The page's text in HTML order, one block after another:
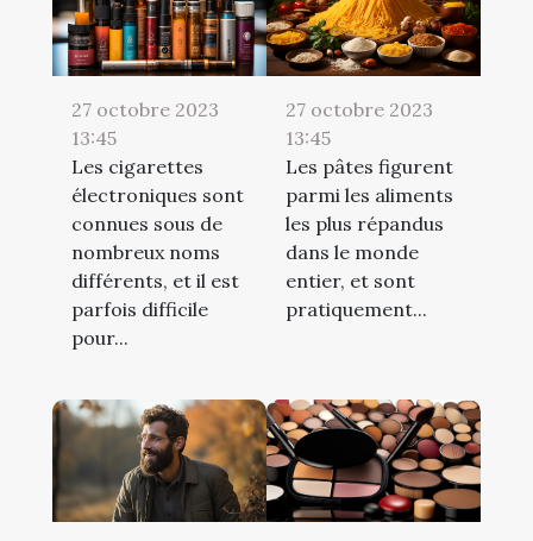
27 octobre 2023
13:45
Les cigarettes
électroniques sont
connues sous de
nombreux noms
différents, et il est
parfois difficile
pour...
27 octobre 2023
13:45
Les pâtes figurent
parmi les aliments
les plus répandus
dans le monde
entier, et sont
pratiquement...